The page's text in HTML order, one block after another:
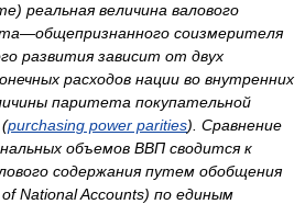
реальная величина валового
соизмерителя
развития зависит от двух
расходов нации во внутренних
паритета покупательной
purchasing power parities). Сравнение
объемов ВВП сводится к
содержания путем обобщения
National Accounts) по единым